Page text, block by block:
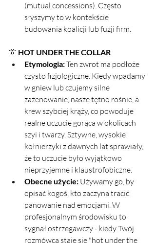
(mutual concessions). Często
słyszymy to w kontekście
budowania koalicji lub fuzji firm.
👔 HOT UNDER THE COLLAR
Etymologia: Ten zwrot ma podłoże
czysto fizjologiczne. Kiedy wpadamy
w gniew lub czujemy silne
zażenowanie, nasze tętno rośnie, a
krew szybciej krąży, co powoduje
realne uczucie gorąca w okolicach
szyi i twarzy. Sztywne, wysokie
kołnierzyki z dawnych lat sprawiały,
że to uczucie było wyjątkowo
nieprzyjemne i klaustrofobiczne.
Obecne użycie: Używamy go, by
opisać kogoś, kto zaczyna tracić
panowanie nad emocjami. W
profesjonalnym środowisku to
sygnał ostrzegawczy - kiedy Twój
rozmówca staje się "hot under the